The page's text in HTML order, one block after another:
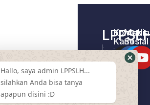
Home –
LPPSLH
Kontak
Kami
Tentang
Kami
Media
Sosial
Hallo, saya admin LPPSLH...
silahkan Anda bisa tanya
apapun disini :D